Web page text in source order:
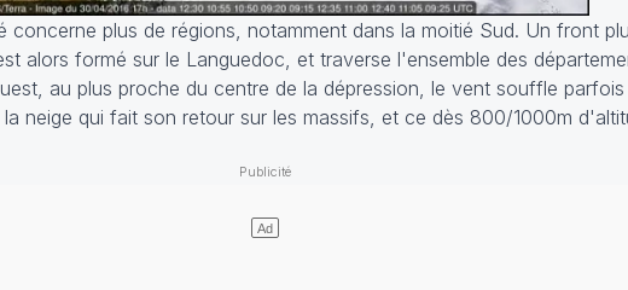
concerne plus de régions, notamment dans la moitié Sud. Un front
alors formé sur le Languedoc, et traverse l'ensemble des
au plus proche du centre de la dépression, le vent souffle
neige qui fait son retour sur les massifs, et ce dès 800/1000m